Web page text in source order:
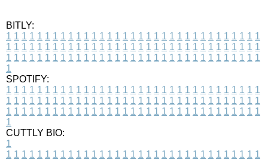
BITLY:
1 1 1 1 1 1 1 1 1 1 1 1 1 1 1 1 1 1 1 1 1 1 1 1 1 1 1 1 1 1 1 1 1
1 1 1 1 1 1 1 1 1 1 1 1 1 1 1 1 1 1 1 1 1 1 1 1 1 1 1 1 1 1 1 1 1
1 1 1 1 1 1 1 1 1 1 1 1 1 1 1 1 1 1 1 1 1 1 1 1 1 1 1 1 1 1 1 1 1
1
SPOTIFY:
1 1 1 1 1 1 1 1 1 1 1 1 1 1 1 1 1 1 1 1 1 1 1 1 1 1 1 1 1 1 1 1 1
1 1 1 1 1 1 1 1 1 1 1 1 1 1 1 1 1 1 1 1 1 1 1 1 1 1 1 1 1 1 1 1 1
1 1 1 1 1 1 1 1 1 1 1 1 1 1 1 1 1 1 1 1 1 1 1 1 1 1 1 1 1 1 1 1 1
1
CUTTLY BIO:
1
1 1 1 1 1 1 1 1 1 1 1 1 1 1 1 1 1 1 1 1 1 1 1 1 1 1 1 1 1 1 1 1 1